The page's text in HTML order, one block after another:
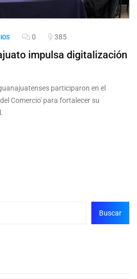
0 385
impulsa digitalización
participaron en el
Comercio' para fortalecer su
Buscar